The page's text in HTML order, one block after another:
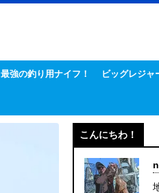
最強の釣り用ナイフ！ ビッグレジャ
こんにちわ！